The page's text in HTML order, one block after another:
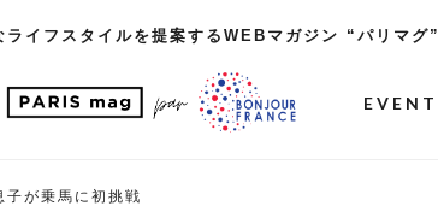
ライフスタイルを提案するWEBマガジン “パリマグ”
EVENT
が乗馬に初挑戦